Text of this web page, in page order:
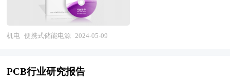
发展挑战、行业的发展建议、行业竞争力，以及行
业的投资分析和趋势预测等等。报告还综合了共享
宝产品生产企业、经销商、行业管理部门以及拟进
准确了解行业最新发展动态，把握市场机会，正确
制定企业发展战略的必备参考工具，极具参考价
值！
点是，摆脱"电线"限制。 储能产业在我国还处于发
展的初期阶段，虽然现阶段还没有与储能相关的政
策体系和价格机制，但作为新兴产业，储能已越来
家关于储能产业发展规划正在逐步建立中，应用示
机电 便携式储能电源 2024-05-09
PCB行业研究报告